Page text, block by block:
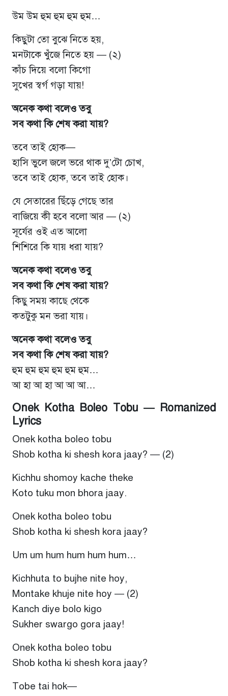
উম উম হুম হুম হুম হুম…
কিছুটা তো বুঝে নিতে হয়,
মনটাকে খুঁজে নিতে হয় — (২)
কাঁচ দিয়ে বলো কিগো
সুখের স্বর্গ গড়া যায়!
অনেক কথা বলেও তবু
সব কথা কি শেষ করা যায়?
তবে তাই হোক—
হাসি ভুলে জলে ভরে থাক দু’টো চোখ,
তবে তাই হোক, তবে তাই হোক।
যে সেতারের ছিঁড়ে গেছে তার
বাজিয়ে কী হবে বলো আর — (২)
সূর্যের ওই এত আলো
শিশিরে কি যায় ধরা যায়?
অনেক কথা বলেও তবু
সব কথা কি শেষ করা যায়?
কিছু সময় কাছে থেকে
কতটুকু মন ভরা যায়।
অনেক কথা বলেও তবু
সব কথা কি শেষ করা যায়?
হুম হুম হুম হুম হুম হুম…
আ হা আ হা আ আ আ…
Onek Kotha Boleo Tobu — Romanized
Lyrics
Onek kotha boleo tobu
Shob kotha ki shesh kora jaay? — (2)
Kichhu shomoy kache theke
Koto tuku mon bhora jaay.
Onek kotha boleo tobu
Shob kotha ki shesh kora jaay?
Um um hum hum hum hum…
Kichhuta to bujhe nite hoy,
Montake khuje nite hoy — (2)
Kanch diye bolo kigo
Sukher swargo gora jaay!
Onek kotha boleo tobu
Shob kotha ki shesh kora jaay?
Tobe tai hok—